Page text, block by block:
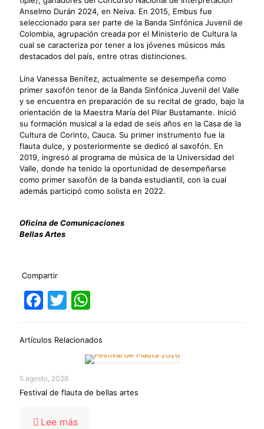
Anselmo Durán 2024, en Neiva. En 2015, Embus fue
seleccionado para ser parte de la Banda Sinfónica Juvenil de
Colombia, agrupación creada por el Ministerio de Cultura la
cual se caracteriza por tener a los jóvenes músicos más
destacados del país, entre otras distinciones.
Lina Vanessa Benítez, actualmente se desempeña como
primer saxofón tenor de la Banda Sinfónica Juvenil del Valle
y se encuentra en preparación de su recital de grado, bajo la
orientación de la Maestra María del Pilar Bustamante. Inició
su formación musical a la edad de seis años en la Casa de la
Cultura de Corinto, Cauca. Su primer instrumento fue la
flauta dulce, y posteriormente se dedicó al saxofón. En
2019, ingresó al programa de música de la Universidad del
Valle, donde ha tenido la oportunidad de desempeñarse
como primer saxofón de la banda estudiantil, con la cual
además participó como solista en 2022.
Oficina de Comunicaciones
Bellas Artes
Compartir
Facebook
Twitter
WhatsApp
Artículos Relacionados
5 agosto, 2026
Festival de flauta de bellas artes
Lee más-